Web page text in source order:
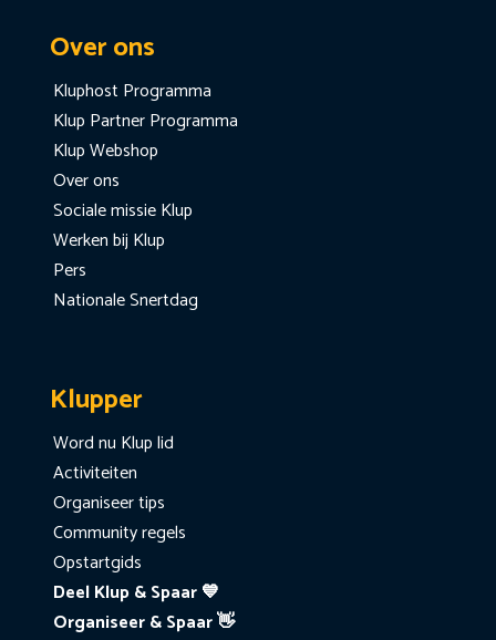
Over ons
Kluphost Programma
Klup Partner Programma
Klup Webshop
Over ons
Sociale missie Klup
Werken bij Klup
Pers
Nationale Snertdag
Klupper
Word nu Klup lid
Activiteiten
Organiseer tips
Community regels
Opstartgids
Deel Klup & Spaar 💙
Organiseer & Spaar 👋